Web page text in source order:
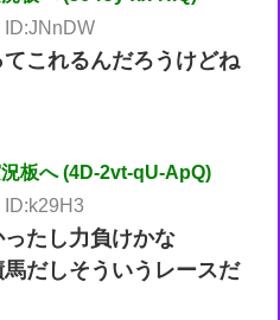
ID:JNnDW
これるんだろうけどね
板へ (4D-2vt-qU-ApQ)
ID:k29H3
たし力負けかな
だしそういうレースだ